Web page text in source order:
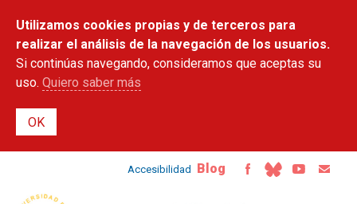
contenido
principal
Utilizamos cookies propias y de terceros para
realizar el análisis de la navegación de los usuarios.
Si continúas navegando, consideramos que aceptas su
uso. Quiero saber más
Accesibilidad Blog